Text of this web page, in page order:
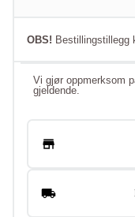
OBS! Bestillingstillegg
Vi gjør oppmerksom
gjeldende.